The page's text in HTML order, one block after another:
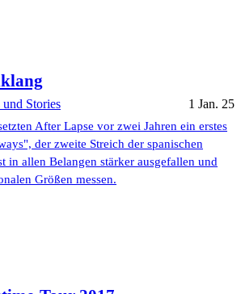
Stories 1 Jan. 25
After Lapse vor zwei Jahren ein erstes
der zweite Streich der spanischen
in allen Belangen stärker ausgefallen und
Größen messen.